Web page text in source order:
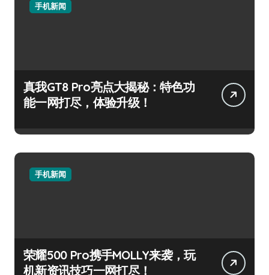
手机新闻
真我GT8 Pro亮点大揭秘：特色功
能一网打尽，体验升级！
手机新闻
荣耀500 Pro携手MOLLY来袭，玩
机新资讯技巧一网打尽！